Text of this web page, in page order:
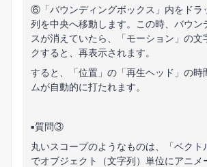
⑥「バウンディングボックス」内をドラ
列を中央へ移動します。この時、バウン
スが消えていたら、「モーション」の文
クすると、再表示されます。
すると、「位置」の「再生ヘッド」の時
ムが自動的に打たれます。
■質問③
丸いスコープのようなものは、「ベクト
でオブジェクト（文字列）単位にアニメ